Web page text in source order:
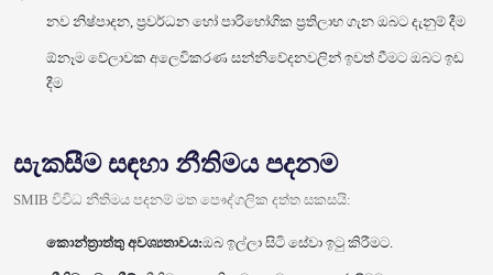
නව නිෂ්පාදන, ප්‍රවර්ධන හෝ පාරිභෝගික ප්‍රතිලාභ ගැන ඔබට දැනුම් දීම
ඕනෑම වේලාවක අලෙවිකරණ සන්නිවේදනවලින් ඉවත් වීමට ඔබට ඉඩ
දීම
සැකසීම සඳහා නීතිමය පදනම
SMIB විවිධ නීතිමය පදනම් මත පෞද්ගලික දත්ත සකසයි:
කොන්ත්‍රාත්තු අවශ්‍යතාවය:ඔබ ඉල්ලා සිටි සේවා ඉටු කිරීමට.